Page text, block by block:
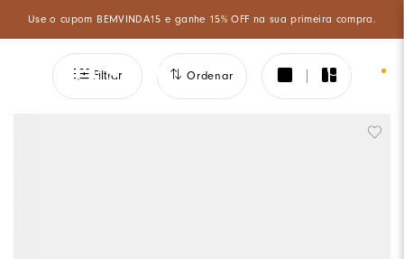
Aproveite um desconto especial de 5% ao pagar com PIX à vista!
Filtrar Ordenar